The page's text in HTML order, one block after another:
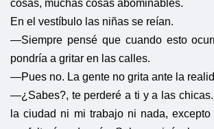
cosas, muchas cosas abominables.
En el vestíbulo las niñas se reían.
—Siempre pensé que cuando esto
pondría a gritar en las calles.
—Pues no. La gente no grita ante la
—¿Sabes?, te perderé a ti y a las
la ciudad ni mi trabajo ni nada,